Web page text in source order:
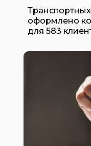
оформлено
для 583